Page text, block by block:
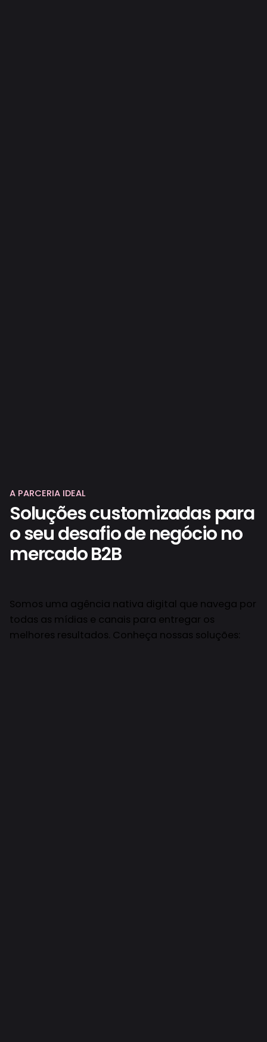
A PARCERIA IDEAL
Soluções customizadas para
o seu desafio de negócio no
mercado B2B
Somos uma agência nativa digital que navega por
todas as mídias e canais para entregar os
melhores resultados. Conheça nossas soluções: